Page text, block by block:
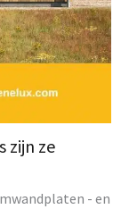
zijn ze
- en